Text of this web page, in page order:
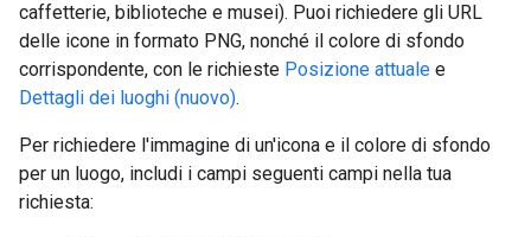
caffetterie, biblioteche e musei). Puoi richiedere gli URL
delle icone in formato PNG, nonché il colore di sfondo
corrispondente, con le richieste Posizione attuale e
Dettagli dei luoghi (nuovo).
Per richiedere l'immagine di un'icona e il colore di sfondo
per un luogo, includi i campi seguenti campi nella tua
richiesta: